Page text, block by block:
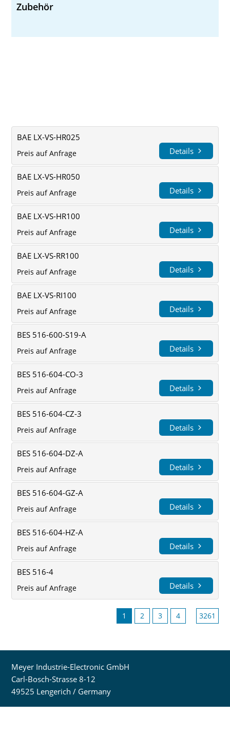
Zubehör
BAE LX-VS-HR025
Preis auf Anfrage Details
BAE LX-VS-HR050
Preis auf Anfrage Details
BAE LX-VS-HR100
Preis auf Anfrage Details
BAE LX-VS-RR100
Preis auf Anfrage Details
BAE LX-VS-RI100
Preis auf Anfrage Details
BES 516-600-S19-A
Preis auf Anfrage Details
BES 516-604-CO-3
Preis auf Anfrage Details
BES 516-604-CZ-3
Preis auf Anfrage Details
BES 516-604-DZ-A
Preis auf Anfrage Details
BES 516-604-GZ-A
Preis auf Anfrage Details
BES 516-604-HZ-A
Preis auf Anfrage Details
BES 516-4
Preis auf Anfrage Details
1 2 3 4 3261
Meyer Industrie-Electronic GmbH
Carl-Bosch-Strasse 8-12
49525 Lengerich / Germany